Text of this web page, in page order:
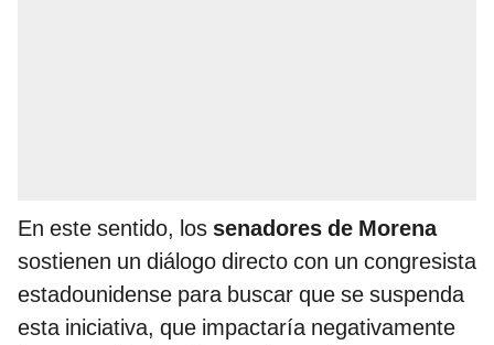
En este sentido, los senadores de Morena
sostienen un diálogo directo con un congresista
estadounidense para buscar que se suspenda
esta iniciativa, que impactaría negativamente